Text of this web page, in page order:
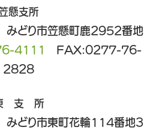
懸支所
市笠懸町鹿2952番地
4111
FAX:0277-76-
2828
支 所
市東町花輪114番地3